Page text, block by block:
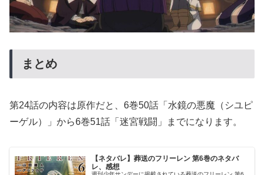
まとめ
第24話の内容は原作だと、6巻50話「水鏡の悪魔（シユピ
ーゲル）」から6巻51話「迷宮戦闘」までになります。
【ネタバレ】葬送のフリーレン 第6巻のネタバ
レ、感想